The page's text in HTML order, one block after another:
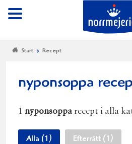
Meny
Start Recept
nyponsoppa
1 nyponsoppa recept i alla
Alla (1) Efterrätt (1)